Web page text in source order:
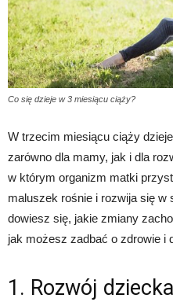
Co się dzieje w 3 miesiącu ciąży?
W trzecim miesiącu ciąży
zarówno dla mamy, jak i dla
w którym organizm matki
maluszek rośnie i rozwija się
dowiesz się, jakie zmiany
jak możesz zadbać o zdrowie i
1. Rozwój dziecka